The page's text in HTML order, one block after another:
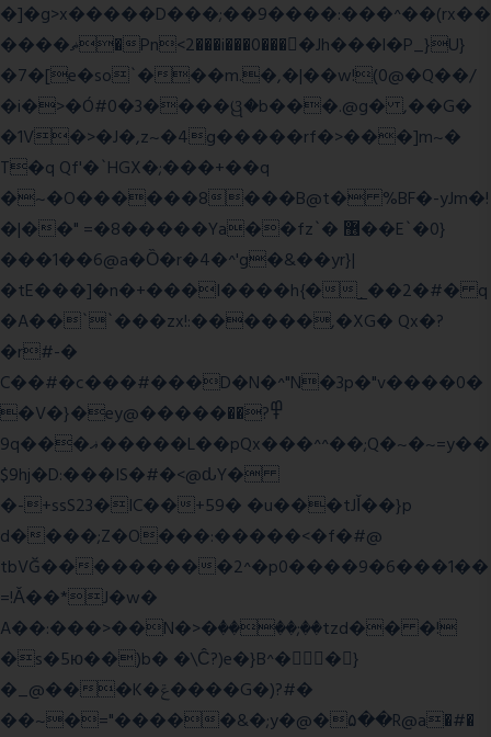
�]�g>x�����D���;��9����:���^��(rx��
����ޡ�Pn<2���i���0���𩆿�Jh���l�P_}U}
�7�[e�so`���m.�,�|��w!(0@�Q��/
�i�>�Ó#0�3����ୱ�b���.@g� ,��G�
�1V�>�J�,z~�4g�����rf�>���]m~�
T�q Qf'�`HGX�;���+��q
�~�O������8���B@t� %BF�-yJm�!
�|��" =�8�����Ya��fz`� ޶��E`�0}
���1��6@a�Ȍ�r�4�^'g�&��yr}|
�tE���]�n�+���I����h{�_̣��2�#� q
�A��``���zx!:������,�XG� Qx�?
�r#-�
C��#�c���#���D�N�^"N�3p�"v����0�
�V�}�ey@�����߾?��
9q���ޣ�����L��pQx���^^��;Q�~�~=y��
$9hj�D:���IS�#�<@ԃY�
�-+ssS23�IC��+59� �u���tJǏ��}p
d����;Z�O���:�����<�f�#@
tbVĞ���������2^�p0����9�6���1��
=!Ǎ��*J�w�
A��:���>��N�>�ٝ����;��tzd�� �!
�s�5ю��)b� �\Ĉ?)e�}B^��}
�_@���K�ݝ����G�)?#�
��~�="�����&�;y�@�۵��R@a�#�